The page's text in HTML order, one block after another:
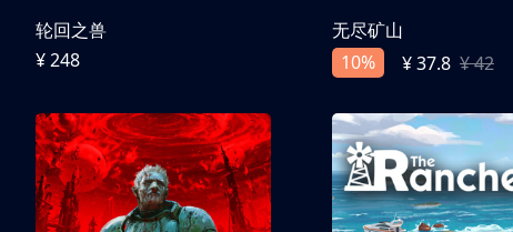
轮回之兽
¥ 248
无尽矿山
10%
¥ 37.8 ¥ 42